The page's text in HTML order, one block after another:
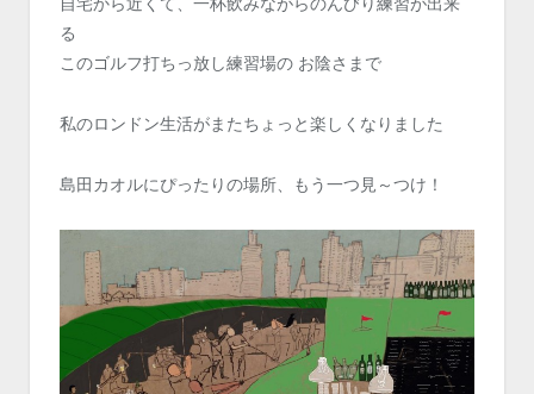
る
このゴルフ打ちっ放し練習場の お陰さまで
私のロンドン生活がまたちょっと楽しくなりました
島田カオルにぴったりの場所、もう一つ見～つけ！